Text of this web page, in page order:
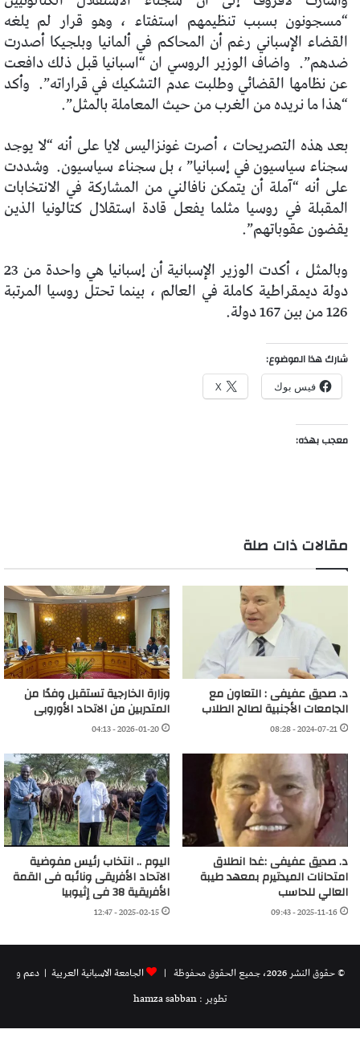
“مسجونون بسبب تنظيمهم استفتاء ، وهو قرار لم يلغه
القضاء الإسباني رغم أن المحاكم في ألمانيا وبلجيكا أصدرت
ضدهم”. واضاف الوزير الروسي ان “اسبانيا قبل ذلك دافعت
عن نظامها القضائي وطلبت عدم التشكيك في قراراته”. وأكد
“هذا ما نريده من الغرب من حيث المعاملة بالمثل”.
بعد هذه التصريحات ، أصرت غونزاليس لايا على أنه “لا يوجد
سجناء سياسيون في إسبانيا” ، بل سجناء سياسيون. وشددت
على أنه “آملة أن يتمكن نافالني من المشاركة في الانتخابات
المقبلة في روسيا مثلما يفعل قادة استقلال كتالونيا الذين
يقضون عقوباتهم”.
وبالمثل ، أكدت الوزير الإسبانية أن إسبانيا هي واحدة من 23
دولة ديمقراطية كاملة في العالم ، بينما تحتل روسيا المرتبة
126 من بين 167 دولة.
شارك هذا الموضوع:
فيس بوك X
معجب بهذه:
مقالات ذات صلة
د. صديق عفيفى : التعاون مع
الجامعات الأجنبية لصالح الطلاب
2024-07-21 - 08:28
وزارة الخارجية تستقبل وفدًا من
المتدربين من الاتحاد الأوروبى
2026-01-20 - 04:13
د. صديق عفيفى :غدا انطلاق
امتحانات الميدتيرم بمعهد طيبة
العالي للحاسب
2025-11-16 - 09:43
اليوم .. انتخاب رئيس مفوضية
الاتحاد الأفريقى ونائبه فى القمة
الأفريقية 38 فى إثيوبيا
2025-02-15 - 12:47
© حقوق النشر 2026، جميع الحقوق محفوظة | الجامعة الاسبانية العريية | دعم و
تطوير : hamza sabban